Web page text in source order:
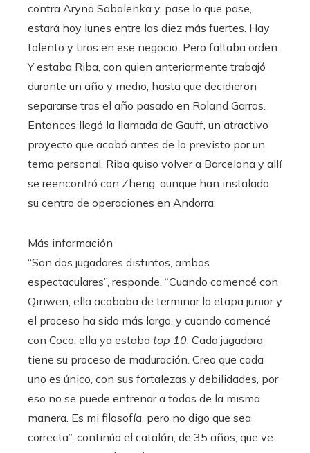
contra Aryna Sabalenka y, pase lo que pase,
estará hoy lunes entre las diez más fuertes. Hay
talento y tiros en ese negocio. Pero faltaba orden.
Y estaba Riba, con quien anteriormente trabajó
durante un año y medio, hasta que decidieron
separarse tras el año pasado en Roland Garros.
Entonces llegó la llamada de Gauff, un atractivo
proyecto que acabó antes de lo previsto por un
tema personal. Riba quiso volver a Barcelona y allí
se reencontró con Zheng, aunque han instalado
su centro de operaciones en Andorra.
Más información
“Son dos jugadores distintos, ambos
espectaculares”, responde. “Cuando comencé con
Qinwen, ella acababa de terminar la etapa junior y
el proceso ha sido más largo, y cuando comencé
con Coco, ella ya estaba top 10 . Cada jugadora
tiene su proceso de maduración. Creo que cada
uno es único, con sus fortalezas y debilidades, por
eso no se puede entrenar a todos de la misma
manera. Es mi filosofía, pero no digo que sea
correcta”, continúa el catalán, de 35 años, que ve